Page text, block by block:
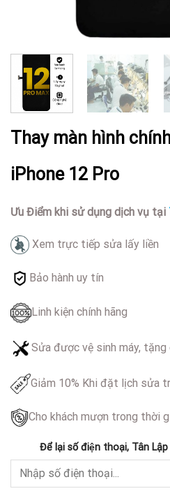
Thay màn hình
iPhone 12 Pro
Ưu Điểm khi sử dụng dịch vụ tại
Xem trực tiếp sửa lấy liền
Bảo hành uy tín
Linh kiện chính hãng
Sửa được vệ sinh máy,
Giảm 10% Khi đặt lịch sửa
Cho khách mượn trong thời
Để lại số điện thoại, Tân